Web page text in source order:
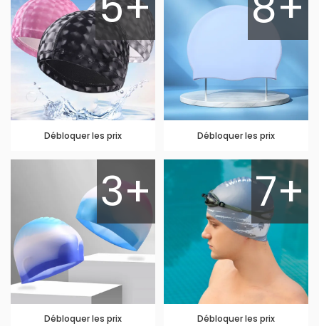
Débloquer les prix Débloquer les prix
3+
Débloquer les prix
7+
Débloquer les prix